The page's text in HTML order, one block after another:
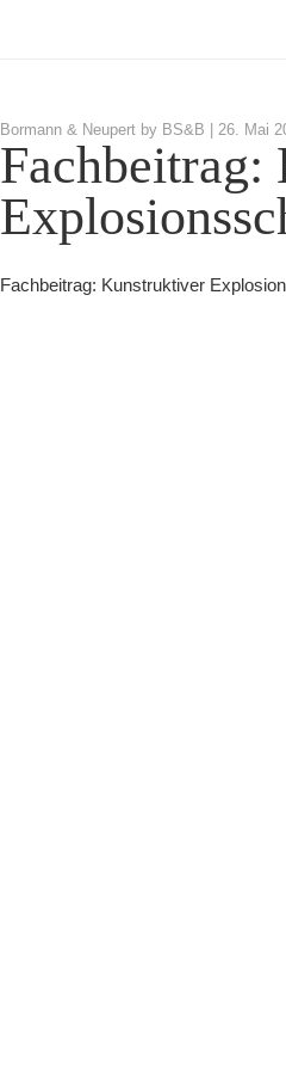
Bormann & Neupert by BS&B | 26. Mai
Fachbeitrag: Kunstruktiver